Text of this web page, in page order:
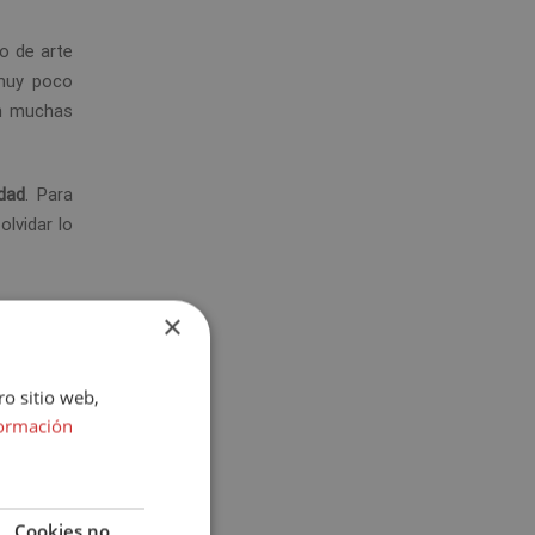
de arte
poco
muchas
. Para
lo
crear un
×
sitio web,